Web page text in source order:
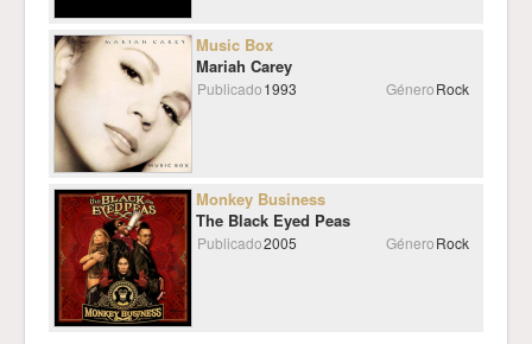
Music Box
Mariah Carey
Publicado1993 GéneroRock
Monkey Business
The Black Eyed Peas
Publicado2005 GéneroRock